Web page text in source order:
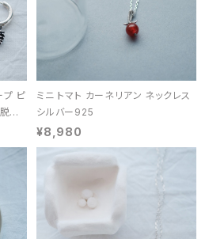
プ ピ
可
ミニ トマト カーネリアン ネックレス
シルバー925
¥8,980